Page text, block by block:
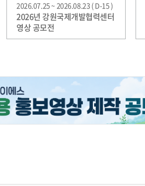
2026.07.25 ~ 2026.08.23 ( D-15 )
2026년 강원국제개발협력센터
영상 공모전